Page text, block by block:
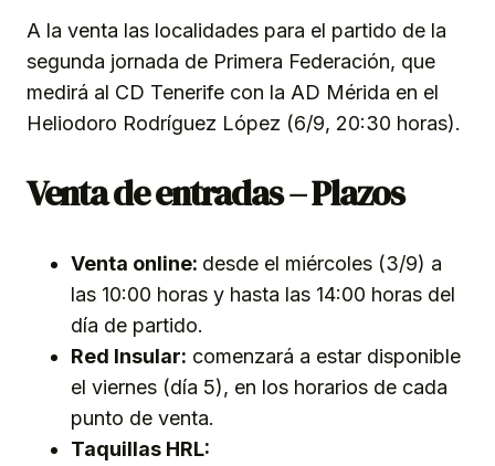
A la venta las localidades para el partido de la
segunda jornada de Primera Federación, que
medirá al CD Tenerife con la AD Mérida en el
Heliodoro Rodríguez López (6/9, 20:30 horas).
Venta de entradas – Plazos
Venta online: desde el miércoles (3/9) a
las 10:00 horas y hasta las 14:00 horas del
día de partido.
Red Insular: comenzará a estar disponible
el viernes (día 5), en los horarios de cada
punto de venta.
Taquillas HRL: